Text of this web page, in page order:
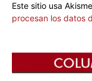
Este sitio usa
procesan los datos